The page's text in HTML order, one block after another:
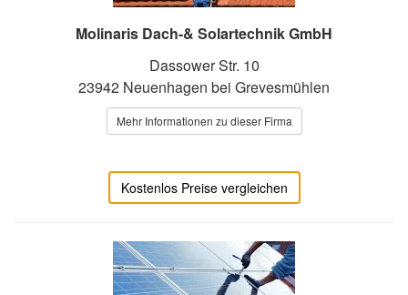
Molinaris Dach-& Solartechnik GmbH
Dassower Str. 10
23942 Neuenhagen bei Grevesmühlen
Mehr Informationen zu dieser Firma
Kostenlos Preise vergleichen